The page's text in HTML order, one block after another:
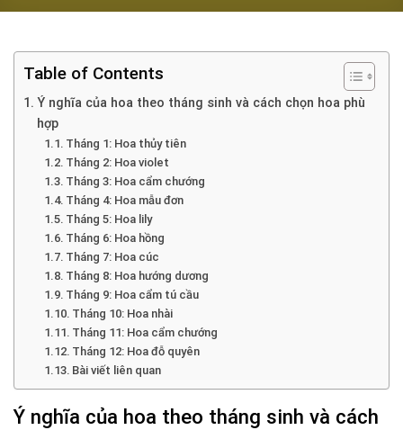
Table of Contents
Ý nghĩa của hoa theo tháng sinh và cách chọn hoa phù
hợp
Tháng 1: Hoa thủy tiên
Tháng 2: Hoa violet
Tháng 3: Hoa cẩm chướng
Tháng 4: Hoa mẫu đơn
Tháng 5: Hoa lily
Tháng 6: Hoa hồng
Tháng 7: Hoa cúc
Tháng 8: Hoa hướng dương
Tháng 9: Hoa cẩm tú cầu
Tháng 10: Hoa nhài
Tháng 11: Hoa cẩm chướng
Tháng 12: Hoa đỗ quyên
Bài viết liên quan
Ý nghĩa của hoa theo tháng sinh và cách